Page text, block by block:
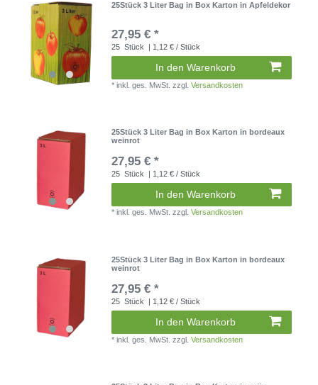
25Stück 3 Liter Bag in Box Karton in Apfeldekor
27,95 € *
25 Stück | 1,12 € / Stück
In den Warenkorb
*inkl. ges. MwSt. zzgl.Versandkosten
25Stück 3 Liter Bag in Box Karton in bordeaux
weinrot
27,95 € *
25 Stück | 1,12 € / Stück
In den Warenkorb
*inkl. ges. MwSt. zzgl.Versandkosten
25Stück 3 Liter Bag in Box Karton in bordeaux
weinrot
27,95 € *
25 Stück | 1,12 € / Stück
In den Warenkorb
*inkl. ges. MwSt. zzgl.Versandkosten